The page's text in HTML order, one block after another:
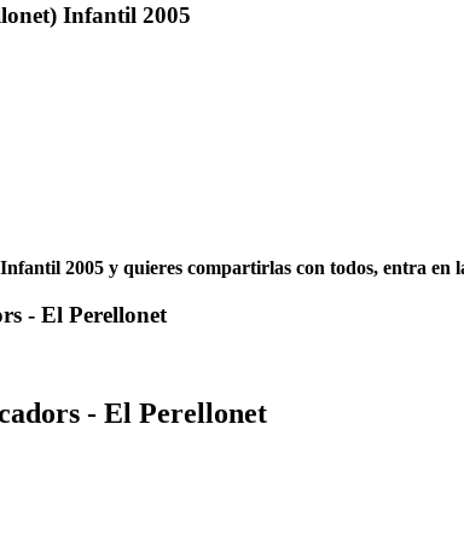
Infantil 2005
2005 y quieres compartirlas con todos, entra en
- El Perellonet
- El Perellonet